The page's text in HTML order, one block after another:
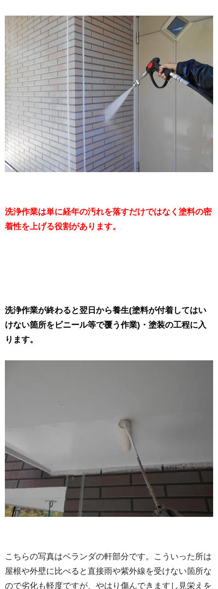
洗浄作業は単に経年の汚れを落すだけではなく塗料の密
着性を上げる役割があります。
洗浄作業が終わると翌日から養生(塗料が付着してはい
けない箇所をビニール等で覆う作業)・塗装の工程に入
ります。
こちらの写真はベランダの軒部分です。こういった所は
屋根や外壁に比べると直接雨や紫外線を受けない箇所な
ので劣化も軽度ですが、やはり傷んできますし見栄えを